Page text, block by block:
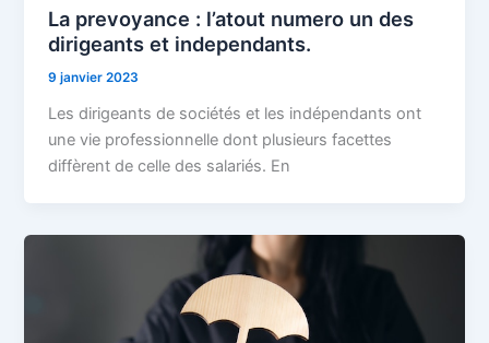
La prevoyance : l’atout numero un des
dirigeants et independants.
9 janvier 2023
Les dirigeants de sociétés et les indépendants ont
une vie professionnelle dont plusieurs facettes
diffèrent de celle des salariés. En